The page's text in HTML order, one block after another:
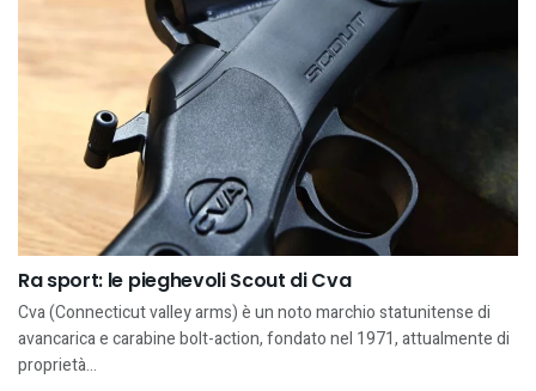
Ra sport: le pieghevoli Scout di Cva
Cva (Connecticut valley arms) è un noto marchio statunitense di
avancarica e carabine bolt-action, fondato nel 1971, attualmente di
proprietà...